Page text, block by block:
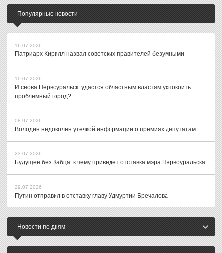
Популярные новости
16.07.2026
Патриарх Кирилл назвал советских правителей безумными
10.07.2026
И снова Первоуральск: удастся областным властям успокоить
проблемный город?
08.07.2026
Володин недоволен утечкой информации о премиях депутатам
23.07.2026
Будущее без Кабца: к чему приведет отставка мэра Первоуральска
29.07.2026
Путин отправил в отставку главу Удмуртии Бречалова
Новости по дням